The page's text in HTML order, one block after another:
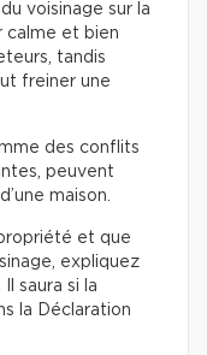
voisinage sur la
calme et bien
tandis
freiner une
des conflits
peuvent
maison.
et que
expliquez
saura si la
la Déclaration